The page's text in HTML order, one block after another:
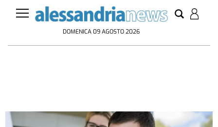
DOMENICA 09 AGOSTO 2026